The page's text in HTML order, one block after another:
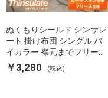
ぬくもりシールド シンサレ
ート 掛け布団 シングル バ
イカラー 襟元までフリース
カバーなしで使える 軽い 丸
洗い 断熱 保温 抗菌防臭 洗
￥3,280 (税込)